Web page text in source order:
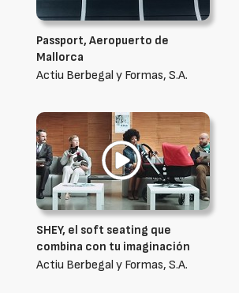
Passport, Aeropuerto de
Mallorca
Actiu Berbegal y Formas, S.A.
SHEY, el soft seating que
combina con tu imaginación
Actiu Berbegal y Formas, S.A.